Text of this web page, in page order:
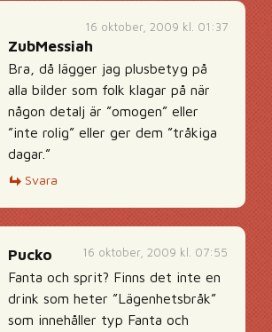
16 oktober, 2009 kl. 01:37
ZubMessiah
Bra, då lägger jag plusbetyg på
alla bilder som folk klagar på när
någon detalj är ”omogen” eller
”inte rolig” eller ger dem ”tråkiga
dagar.”
Svara
16 oktober, 2009 kl. 07:55
Pucko
Fanta och sprit? Finns det inte en
drink som heter ”Lägenhetsbråk”
som innehåller typ Fanta och